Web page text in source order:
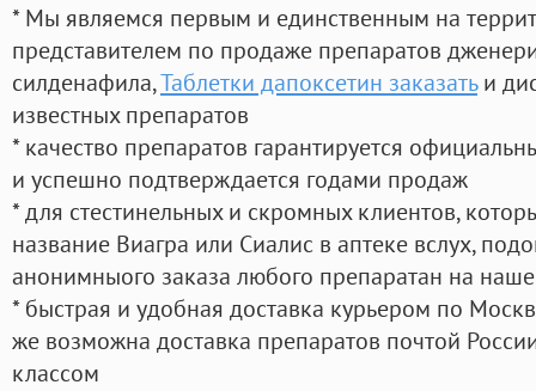
* Мы являемся первым и единственным на
представителем по продаже препаратов
силденафила,Таблетки дапоксетин заказатьи
известных препаратов
* качество препаратов гарантируется
и успешно подтверждается годами продаж
* для стестинельных и скромных клиентов,
название Виагра или Сиалис в аптеке вслух,
анонимныого заказа любого препаратан на
* быстрая и удобная доставка курьером по
же возможна доставка препаратов почтой
классом